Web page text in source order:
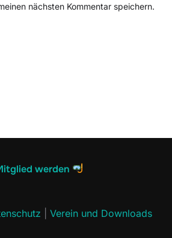
nächsten Kommentar speichern.
werden
Verein und Downloads